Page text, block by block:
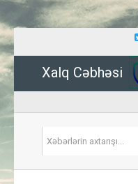
Xalq Cəbhəsi